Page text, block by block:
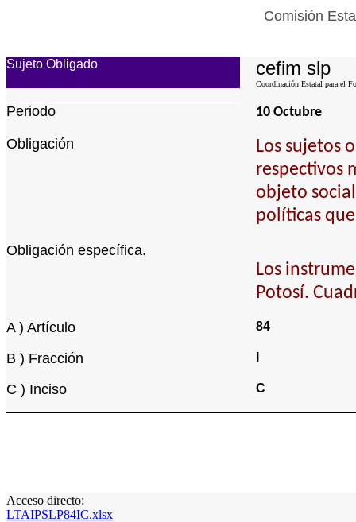
Comisión
Sujeto Obligado cefim slp
Coordinación Estatal para el
Periodo 10 Octubre
Obligación
Los sujetos
respectivos
objeto
políticas
Obligación específica.
Los
Potosí.
A ) Artículo 84
B ) Fracción
C ) Inciso C
Acceso directo:
LTAIPSLP84IC.xlsx